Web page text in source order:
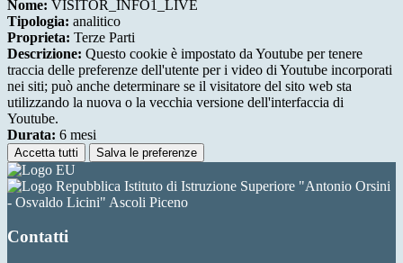
Nome: VISITOR_INFO1_LIVE
Tipologia: analitico
Proprieta: Terze Parti
Descrizione: Questo cookie è impostato da Youtube per tenere
traccia delle preferenze dell'utente per i video di Youtube incorporati
nei siti; può anche determinare se il visitatore del sito web sta
utilizzando la nuova o la vecchia versione dell'interfaccia di
Youtube.
Durata: 6 mesi
Accetta tutti Salva le preferenze
Istituto di Istruzione Superiore "Antonio Orsini
- Osvaldo Licini" Ascoli Piceno
Contatti